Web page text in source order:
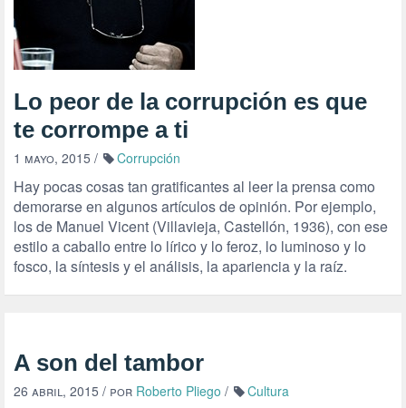
Lo peor de la corrupción es que
te corrompe a ti
1 mayo, 2015 / Corrupción
Hay pocas cosas tan gratificantes al leer la prensa como
demorarse en algunos artículos de opinión. Por ejemplo,
los de Manuel Vicent (Villavieja, Castellón, 1936), con ese
estilo a caballo entre lo lírico y lo feroz, lo luminoso y lo
fosco, la síntesis y el análisis, la apariencia y la raíz.
A son del tambor
26 abril, 2015 / por Roberto Pliego / Cultura